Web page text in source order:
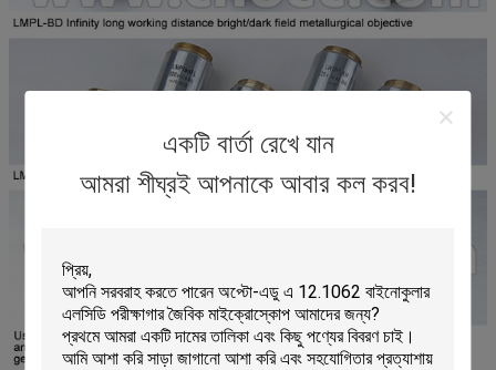
একটি বার্তা রেখে যান
আমরা শীঘ্রই আপনাকে আবার কল করব!